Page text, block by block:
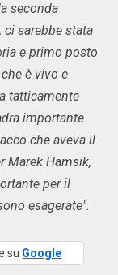
seconda
sarebbe stata
e primo posto
è vivo e
tatticamente
importante.
che aveva il
Marek Hamsik,
per il
esagerate".
su Google